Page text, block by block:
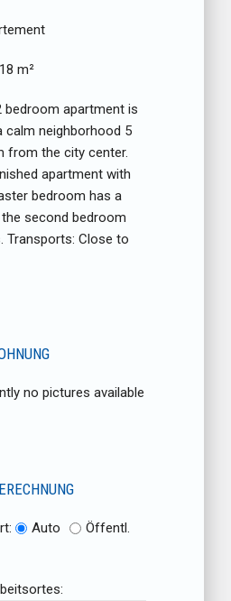
m²
bedroom apartment is
calm neighborhood 5
from the city center.
apartment with
bedroom has a
second bedroom
Transports: Close to
no pictures available
Auto
Öffentl.